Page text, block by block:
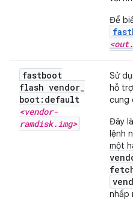
Để
fastboot
flash vendor_
boot:default
<vendor-
ramdisk.img>
Sử
hỗ
cung
Đây
lệnh
một
nhấp